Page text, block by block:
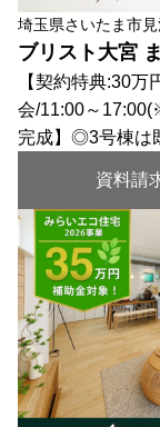
埼玉県さいたま市
ブリスト大宮
【契約特典:30
会/11:00～
完成】◎3号棟は
資料請